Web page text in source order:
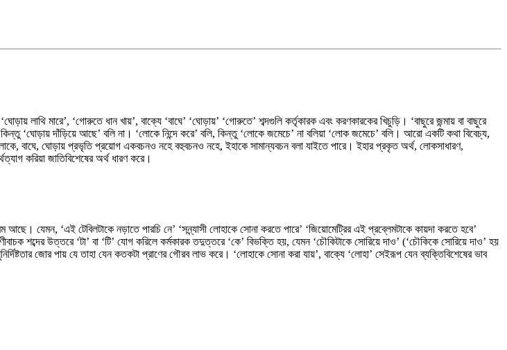
লাথি মারে’, ‘গোরুতে ধান খায়’, বাক্যে ‘বাঘে’ ‘ঘোড়ায়’ ‘গোরুতে’ শব্দগুলি কর্তৃকারক এবং করণকারকের খিচুড়ি। ‘বাছুরে জন্মায় বা বাছুরে
‘ঘোড়ায় দাঁড়িয়ে আছে’ বলি না। ‘লোকে নিন্দে করে’ বলি, কিন্তু ‘লোকে জমেচে’ না বলিয়া ‘লোক জমেচে’ বলি। আরো একটি কথা বিবেচ্য,
বাঘে, ঘোড়ায় প্রভৃতি প্রয়োগ একবচনও নহে বহুবচনও নহে, ইহাকে সামান্যবচন বলা যাইতে পারে। ইহার প্রকৃত অর্থ, লোকসাধারণ,
করিয়া জাতিবিশেষের অর্থ ধারণ করে।
যেমন, ‘এই টেবিলটাকে নড়াতে পারচি নে’ ‘সন্ন্যাসী লোহাকে সোনা করতে পারে’ ‘জিয়োমেট্রির এই প্রব্লেমটাকে কায়দা করতে হবে’
উত্তরে ‘টা’ বা ‘টি’ যোগ করিলে কর্মকারক তদুত্তরে ‘কে’ বিভক্তি হয়, যেমন ‘চৌকিটাকে সোরিয়ে দাও’ (‘চৌকিকে সোরিয়ে দাও’ হয়
জোর পায় যে তাহা যেন কতকটা প্রাণের গৌরব লাভ করে। ‘লোহাকে সোনা করা যায়’, বাক্যে ‘লোহা’ সেইরূপ যেন ব্যক্তিবিশেষের ভাব